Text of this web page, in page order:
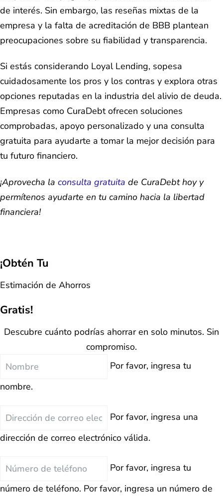
de interés. Sin embargo, las reseñas mixtas de la
empresa y la falta de acreditación de BBB plantean
preocupaciones sobre su fiabilidad y transparencia.
Si estás considerando Loyal Lending, sopesa
cuidadosamente los pros y los contras y explora otras
opciones reputadas en la industria del alivio de deuda.
Empresas como CuraDebt ofrecen soluciones
comprobadas, apoyo personalizado y una consulta
gratuita para ayudarte a tomar la mejor decisión para
tu futuro financiero.
¡Aprovecha la consulta gratuita de CuraDebt hoy y
permítenos ayudarte en tu camino hacia la libertad
financiera!
¡Obtén Tu
Estimación de Ahorros
Gratis!
Descubre cuánto podrías ahorrar en solo minutos. Sin
compromiso.
Nombre
Por favor, ingresa tu
nombre.
Correo
Por favor, ingresa una
dirección de correo electrónico válida.
Teléfono
Por favor, ingresa tu
número de teléfono. Por favor, ingresa un número de